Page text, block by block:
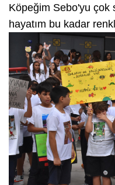
Köpeğim Sebo'yu çok
hayatım bu kadar